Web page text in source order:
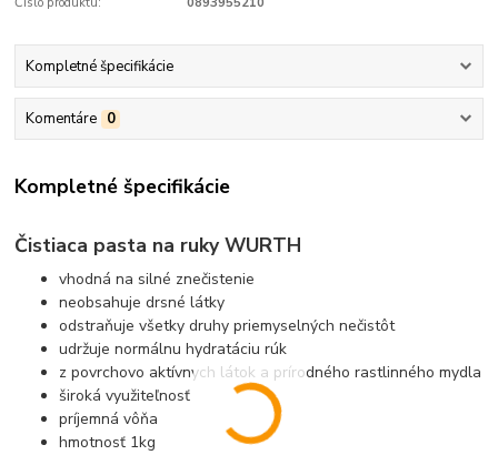
Kompletné špecifikácie
Komentáre 0
Kompletné špecifikácie
Čistiaca pasta na ruky WURTH
vhodná na silné znečistenie
neobsahuje drsné látky
odstraňuje všetky druhy priemyselných nečistôt
udržuje normálnu hydratáciu rúk
z povrchovo aktívnych látok a prírodného rastlinného mydla
široká využiteľnosť
príjemná vôňa
hmotnosť 1kg